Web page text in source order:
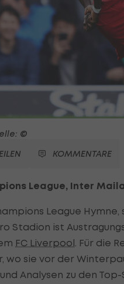
©
KOMMENTARE
League, Inter
League
Stadion ist
FC Liverpool. Für die
wo sie vor der
Analysen zu den